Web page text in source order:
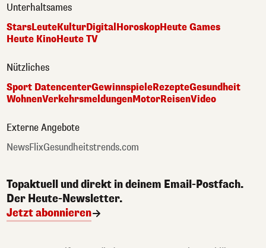
Unterhaltsames
StarsLeuteKulturDigital HoroskopHeute Games
Heute KinoHeute TV
Nützliches
Sport DatencenterGewinnspieleRezepteGesundheit
WohnenVerkehrsmeldungenMotorReisenVideo
Externe Angebote
NewsFlixGesundheitstrends.com
Topaktuell und direkt in deinem Email-Postfach.
Der Heute-Newsletter.
Jetzt abonnieren